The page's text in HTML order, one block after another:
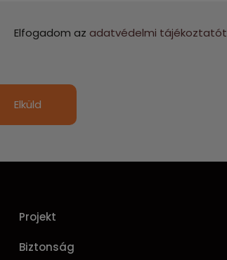
Elfogadom az adatvédelmi tájékoztatót
Elküld
Projekt
Biztonság